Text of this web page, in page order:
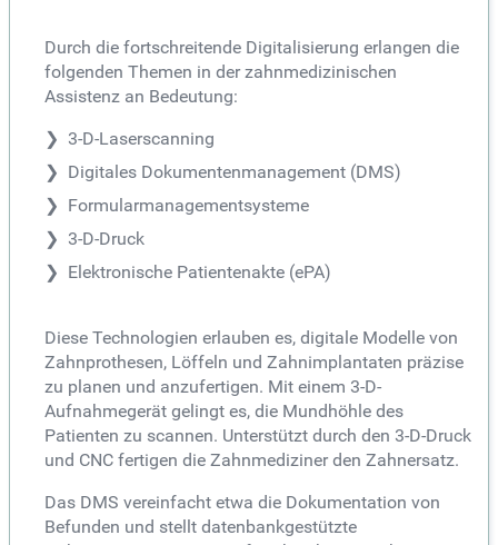
Durch die fortschreitende Digitalisierung erlangen die
folgenden Themen in der zahnmedizinischen
Assistenz an Bedeutung:
3-D-Laserscanning
Digitales Dokumentenmanagement (DMS)
Formularmanagementsysteme
3-D-Druck
Elektronische Patientenakte (ePA)
Diese Technologien erlauben es, digitale Modelle von
Zahnprothesen, Löffeln und Zahnimplantaten präzise
zu planen und anzufertigen. Mit einem 3-D-
Aufnahmegerät gelingt es, die Mundhöhle des
Patienten zu scannen. Unterstützt durch den 3-D-Druck
und CNC fertigen die Zahnmediziner den Zahnersatz.
Das DMS vereinfacht etwa die Dokumentation von
Befunden und stellt datenbankgestützte